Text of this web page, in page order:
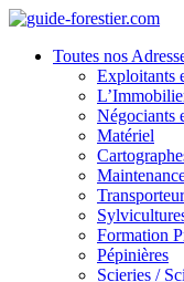
Toutes nos
Exploitants
Négociants
Matériel
Formation
Pépinières
Scieries /